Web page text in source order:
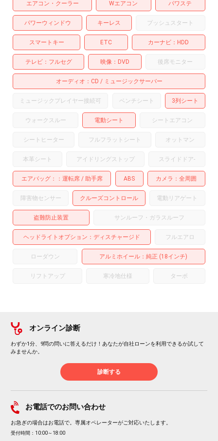
エアコン・クーラー Wエアコン パワステ
パワーウィンドウ キーレス プッシュスタート
スマートキー ETC カーナビ HDD
テレビ フルセグ 映像 DVD 後席モニター
オーディオ CD ミュージックサーバー
ミュージックプレイヤー接続可 ベンチシート 3列シート
ウォークスルー 電動シート シートエアコン
シートヒーター フルフラットシート オットマン
本革シート アイドリングストップ スライドドア-
エアバッグ： 運転席 助手席 ABS カメラ 全周囲
障害物センサー クルーズコントロール 電動リアゲート
盗難防止装置 サンルーフ・ガラスルーフ
ヘッドライトオプション ディスチャージド フルエアロ
ローダウン アルミホイール ：純正 (18インチ)
リフトアップ 寒冷地仕様 ターボ
オンライン診断
わずか1分、9問の問いに答えるだけ！あなたが自社ローンを利用できるか試して
みませんか。
診断する
お電話でのお問い合わせ
お急ぎの場合はお電話で。専属オペレーターがご対応いたします。
受付時間：10:00～18:00